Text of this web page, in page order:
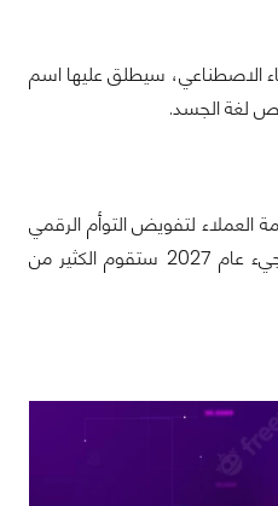
الاصطناعي، سيطلق عليها اسم
لغة الجسد.
العملاء لتفويض التوأم الرقمي
حتى يقوم بمهمات الدعم الفني وخدمة العملاء وتطوير المبيعات، فضلا عن التفاعل مع العملاء في البيئة الافتراضية، بمجيء عام 2027 ستقوم الكثير من